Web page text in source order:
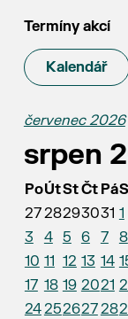
Termíny akcí
Kalendář
červenec 2026
srpen
PoÚtStČt Pá
2728293031 1
3
4 5 6 7 8
10 11 12 13 14
17 18 19 2021
2425262728